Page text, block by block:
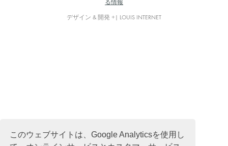
このウェブサイトは、Google Analyticsを使用し
る情報
デザイン & 開発 +| LOUIS INTERNET